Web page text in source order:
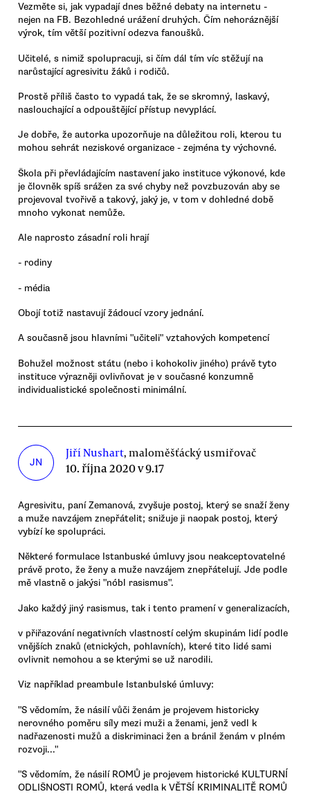
Vezměte si, jak vypadají dnes běžné debaty na internetu -
nejen na FB. Bezohledné urážení druhých. Čím nehoráznější
výrok, tím větší pozitivní odezva fanoušků.
Učitelé, s nimiž spolupracuji, si čím dál tím víc stěžují na
narůstající agresivitu žáků i rodičů.
Prostě příliš často to vypadá tak, že se skromný, laskavý,
naslouchající a odpouštějící přístup nevyplácí.
Je dobře, že autorka upozorňuje na důležitou roli, kterou tu
mohou sehrát neziskové organizace - zejména ty výchovné.
Škola při převládajícím nastavení jako instituce výkonové, kde
je človněk spíš srážen za své chyby než povzbuzován aby se
projevoval tvořivě a takový, jaký je, v tom v dohledné době
mnoho vykonat nemůže.
Ale naprosto zásadní roli hrají
- rodiny
- média
Obojí totiž nastavují žádoucí vzory jednání.
A současně jsou hlavními "učiteli" vztahových kompetencí
Bohužel možnost státu (nebo i kohokoliv jiného) právě tyto
instituce výrazněji ovlivňovat je v současné konzumně
individualistické společnosti minimální.
JN
Jiří Nushart, maloměšťácký usmiřovač
10. října 2020 v 9.17
Agresivitu, paní Zemanová, zvyšuje postoj, který se snaží ženy
a muže navzájem znepřátelit; snižuje ji naopak postoj, který
vybízí ke spolupráci.
Některé formulace Istanbuské úmluvy jsou neakceptovatelné
právě proto, že ženy a muže navzájem znepřátelují. Jde podle
mě vlastně o jakýsi "nóbl rasismus".
Jako každý jiný rasismus, tak i tento pramení v generalizacích,
v přiřazování negativních vlastností celým skupinám lidí podle
vnějších znaků (etnických, pohlavních), které tito lidé sami
ovlivnit nemohou a se kterými se už narodili.
Viz například preambule Istanbulské úmluvy:
"S vědomím, že násilí vůči ženám je projevem historicky
nerovného poměru síly mezi muži a ženami, jenž vedl k
nadřazenosti mužů a diskriminaci žen a bránil ženám v plném
rozvoji..."
"S vědomím, že násilí ROMŮ je projevem historické KULTURNÍ
ODLIŠNOSTI ROMŮ, která vedla k VĚTŠÍ KRIMINALITĚ ROMŮ